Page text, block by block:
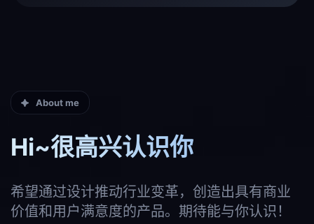
About me
Hi~很高兴认识你
希望通过设计推动行业变革，创造出具有商业
价值和用户满意度的产品。期待能与你认识！